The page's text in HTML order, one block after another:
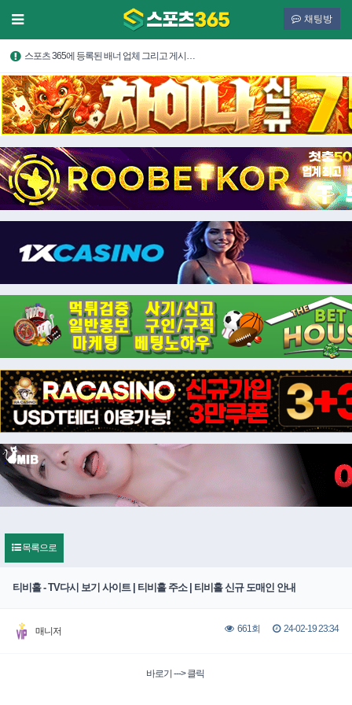
채팅방
스포츠 365에 등록된 배너 업체 그리고 게시…
목록으로
티비홀 - TV다시 보기 사이트 | 티비홀 주소 | 티비홀 신규 도매인 안내
매니저 661회 24-02-19 23:34
바로기 ---> 클릭